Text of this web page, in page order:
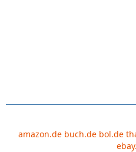
amazon.de buch.de bol.de